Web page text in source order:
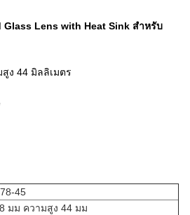
Glass Lens with Heat Sink สําหรับ
ง 44 มิลลิเมตร
45
มม ความสูง 44 มม